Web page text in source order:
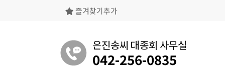
즐겨찾기추가
은진송씨 대종회 사무실
042-256-0835
은진송씨대종회의 상징물, 역대회장, 의장의